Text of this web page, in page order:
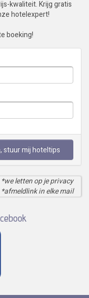
kwaliteit. Krijg gratis
hotelexpert!
boeking!
stuur mij hoteltips
*we letten op je privacy
*afmeldlink in elke mail